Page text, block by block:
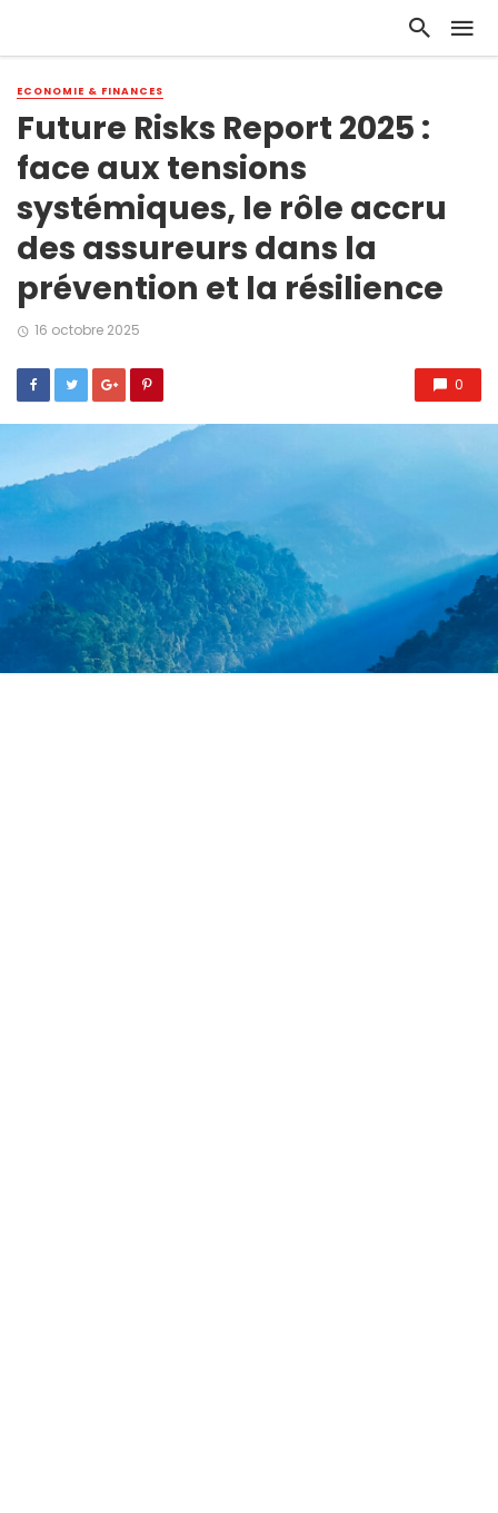
ECONOMIE & FINANCES
Future Risks Report 2025 :
face aux tensions
systémiques, le rôle accru
des assureurs dans la
prévention et la résilience
16 octobre 2025
0